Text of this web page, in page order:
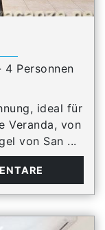
4 Personnen
ideal für
Veranda, von
von San ...